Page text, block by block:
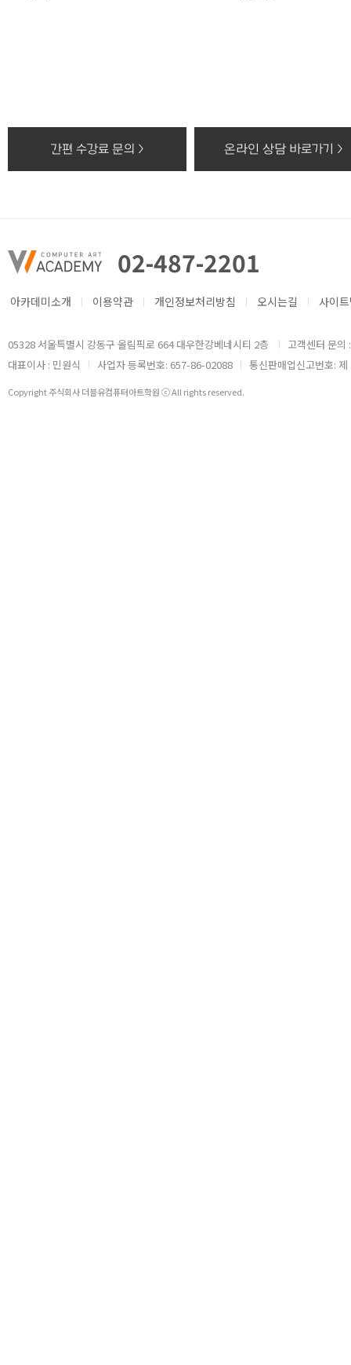
간편 수강료 문의 > 온라인 상담 바로가기 >
02-487-2201
아카데미소개 이용약관 개인정보처리방침 오시는길 사이
05328 서울특별시 강동구 올림픽로 664 대우한강베네시티 2층
고객센터 문
대표이사 : 민원식
사업자 등록번호: 657-86-02088 통신판매업신고번호:
Copyright 주식회사 더블유컴퓨터아트학원 ⓒ All rights reserved.